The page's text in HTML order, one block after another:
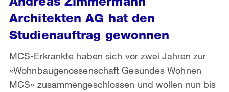
Architekten AG hat den
Studienauftrag gewonnen
MCS-Erkrankte haben sich vor zwei Jahren zur
«Wohnbaugenossenschaft Gesundes Wohnen
MCS» zusammengeschlossen und wollen nun bis